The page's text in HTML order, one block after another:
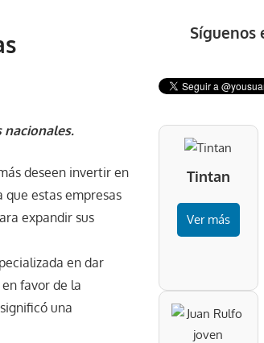
nacionales.
deseen invertir en
estas empresas
expandir sus
en dar
favor de la
una
Síguenos
Tintan
Ver más